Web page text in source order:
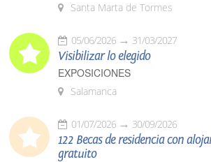
Santa Marta de Tormes
05/06/2026 31/03/2027
Visibilizar lo elegido
EXPOSICIONES
Salamanca
01/07/2026 30/09/2026
122 Becas de residencia con
gratuito